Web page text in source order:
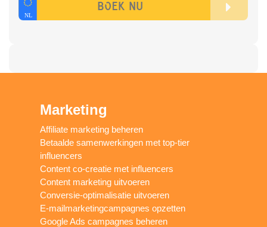
Marketing
Affiliate marketing beheren
Betaalde samenwerkingen met top-tier
influencers
Content co-creatie met influencers
Content marketing uitvoeren
Conversie-optimalisatie uitvoeren
E-mailmarketingcampagnes opzetten
Google Ads campagnes beheren